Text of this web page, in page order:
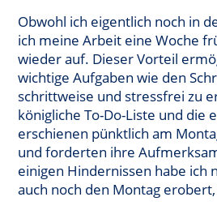
Obwohl ich eigentlich noch in
ich meine Arbeit eine Woche
wieder auf. Dieser Vorteil
wichtige Aufgaben wie den
schrittweise und stressfrei zu
königliche To-Do-Liste und die
erschienen pünktlich am
und forderten ihre
einigen Hindernissen habe ich
auch noch den Montag